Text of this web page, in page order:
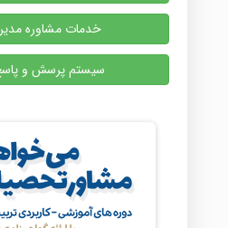
خدمات مشاوره
سیستم پرسش و